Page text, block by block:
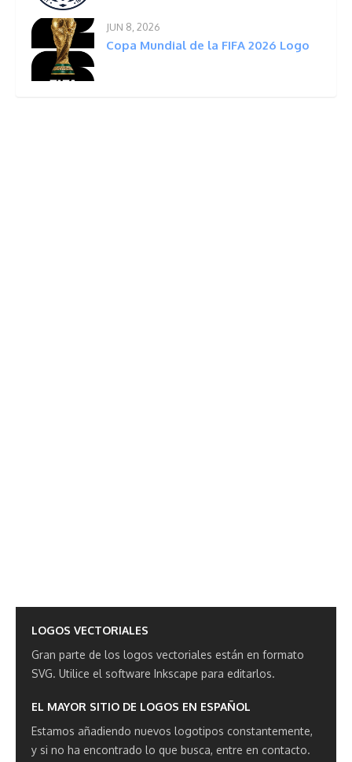
JUN 8, 2026
Copa Mundial de la FIFA 2026 Logo
LOGOS VECTORIALES
Gran parte de los logos vectoriales están en formato
SVG. Utilice el software Inkscape para editarlos.
EL MAYOR SITIO DE LOGOS EN ESPAÑOL
Estamos añadiendo nuevos logotipos constantemente,
y si no ha encontrado lo que busca, entre en contacto.